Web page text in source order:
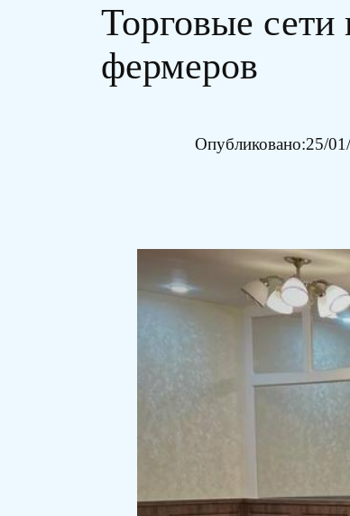
Торговые сети
фермеров
Опубликовано:25/